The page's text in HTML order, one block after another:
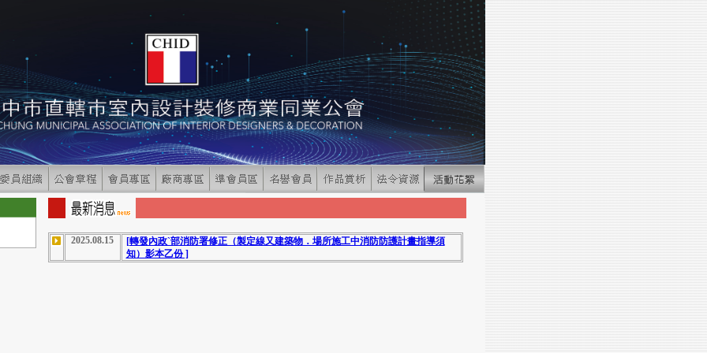
2025.08.15
[轉發內政ˋ部消防署修正（製定線又建築物．場所施工中消防防護計畫指導須
知）影本乙份 ]